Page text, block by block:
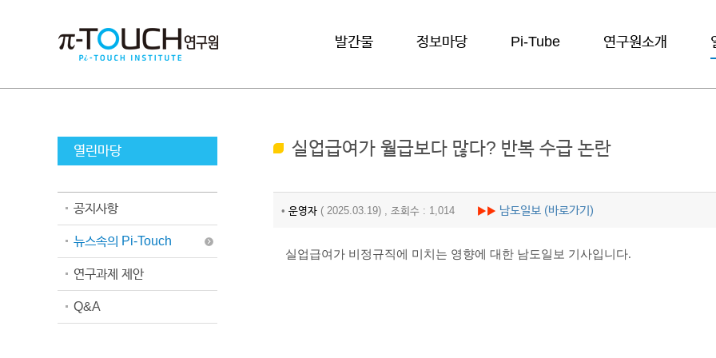
로그인 발간물 정보마당 Pi-Tube 연구원소개
열린마당
공지사항
뉴스속의 Pi-Touch
연구과제 제안
Q&A
실업급여가 월급보다 많다? 반복 수급 논란
• 운영자 ( 2025.03.19) , 조회수 : 1,014 ▶▶ 남도일보 (바로가기)
실업급여가 비정규직에 미치는 영향에 대한 남도일보 기사입니다.